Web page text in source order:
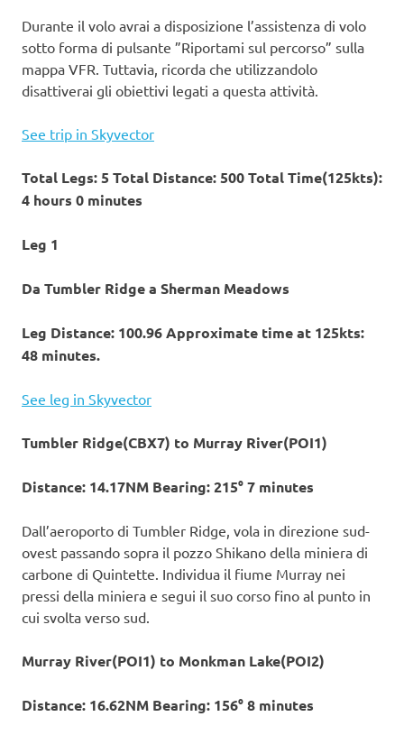
Durante il volo avrai a disposizione l’assistenza di volo
sotto forma di pulsante ”Riportami sul percorso” sulla
mappa VFR. Tuttavia, ricorda che utilizzandolo
disattiverai gli obiettivi legati a questa attività.
See trip in Skyvector
Total Legs: 5 Total Distance: 500 Total Time(125kts):
4 hours 0 minutes
Leg 1
Da Tumbler Ridge a Sherman Meadows
Leg Distance: 100.96 Approximate time at 125kts:
48 minutes.
See leg in Skyvector
Tumbler Ridge(CBX7) to Murray River(POI1)
Distance: 14.17NM Bearing: 215° 7 minutes
Dall’aeroporto di Tumbler Ridge, vola in direzione sud-
ovest passando sopra il pozzo Shikano della miniera di
carbone di Quintette. Individua il fiume Murray nei
pressi della miniera e segui il suo corso fino al punto in
cui svolta verso sud.
Murray River(POI1) to Monkman Lake(POI2)
Distance: 16.62NM Bearing: 156° 8 minutes